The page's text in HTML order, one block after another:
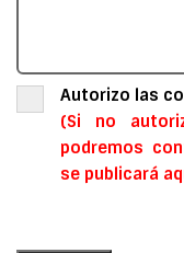
Autorizo las
(Si no
podremos
se publicará